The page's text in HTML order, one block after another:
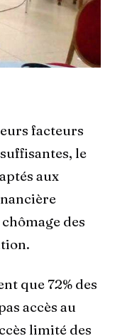
facteurs
le
aux
des
que 72% des
accès au
limité des